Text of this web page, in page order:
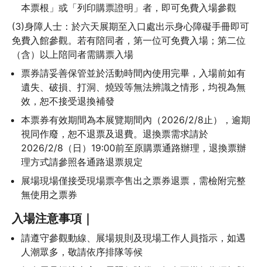
本票根」或「列印購票證明」者，即可免費入場參觀
(3)身障人士：於六天展期至入口處出示身心障礙手冊即可
免費入館參觀。若有陪同者，第一位可免費入場；第二位
（含）以上陪同者需購票入場
票券請妥善保管並於活動時間內使用完畢，入場前如有
遺失、破損、打洞、燒毀等無法辨識之情形，均視為無
效，恕不接受退換補發
本票券有效期間為本展覽期間內（2026/2/8止），逾期
視同作廢，恕不退票及退費。退換票需求請於
2026/2/8（日）19:00前至原購票通路辦理，退換票辦
理方式請參照各通路退票規定
展場現場僅接受現場票亭售出之票券退票，需檢附完整
無使用之票券
入場注意事項｜
請遵守參觀動線、展場規則及現場工作人員指示，如遇
人潮眾多，敬請依序排隊等候